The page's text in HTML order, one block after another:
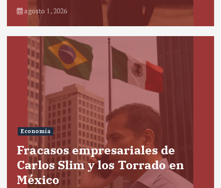
agosto 1, 2026
Economía
Fracasos empresariales de
Carlos Slim y los Torrado en
México